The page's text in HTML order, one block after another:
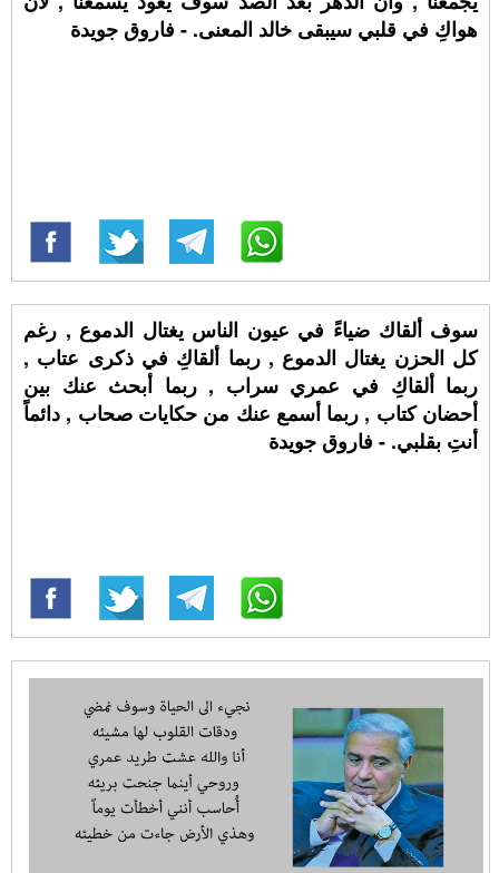
هواكِ في قلبي سيبقى خالد المعنى. - فاروق جويدة
سوف ألقاك ضياءً في عيون الناس يغتال الدموع , رغم
كل الحزن يغتال الدموع , ربما ألقاكِ في ذكرى عتاب ,
ربما ألقاكِ في عمري سراب , ربما أبحث عنك بين
أحضان كتاب , ربما أسمع عنك من حكايات صحاب , دائماً
أنتِ بقلبي. - فاروق جويدة